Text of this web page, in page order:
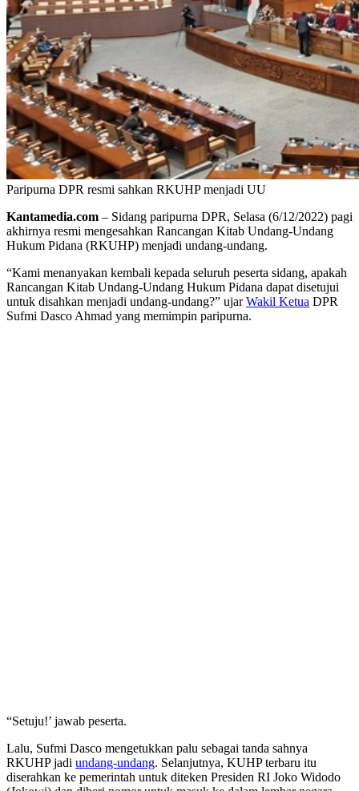
Paripurna DPR resmi sahkan RKUHP menjadi UU
Kantamedia.com – Sidang paripurna DPR, Selasa (6/12/2022) pagi
akhirnya resmi mengesahkan Rancangan Kitab Undang-Undang
Hukum Pidana (RKUHP) menjadi undang-undang.
“Kami menanyakan kembali kepada seluruh peserta sidang, apakah
Rancangan Kitab Undang-Undang Hukum Pidana dapat disetujui
untuk disahkan menjadi undang-undang?” ujarWakil Ketua DPR
Sufmi Dasco Ahmad yang memimpin paripurna.
“Setuju!’ jawab peserta.
Lalu, Sufmi Dasco mengetukkan palu sebagai tanda sahnya
RKUHP jadi undang-undang. Selanjutnya, KUHP terbaru itu
diserahkan ke pemerintah untuk diteken Presiden RI Joko Widodo